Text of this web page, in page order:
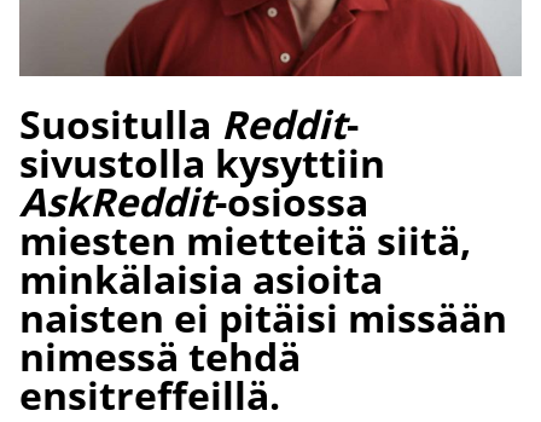
Suositulla Reddit-
sivustolla kysyttiin
AskReddit-osiossa
miesten mietteitä siitä,
minkälaisia asioita
naisten ei pitäisi missään
nimessä tehdä
ensitreffeillä.